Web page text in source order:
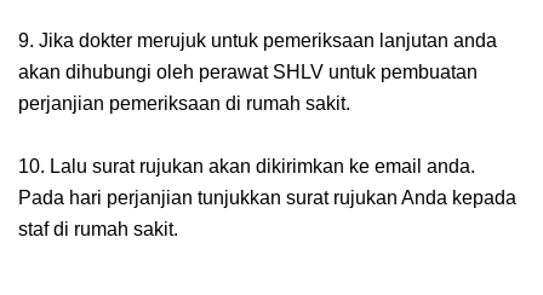
9. Jika dokter merujuk untuk pemeriksaan lanjutan anda
akan dihubungi oleh perawat SHLV untuk pembuatan
perjanjian pemeriksaan di rumah sakit.
10. Lalu surat rujukan akan dikirimkan ke email anda.
Pada hari perjanjian tunjukkan surat rujukan Anda kepada
staf di rumah sakit.